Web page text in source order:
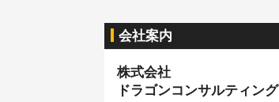
会社案内
株式会社
ドラゴンコンサルティング